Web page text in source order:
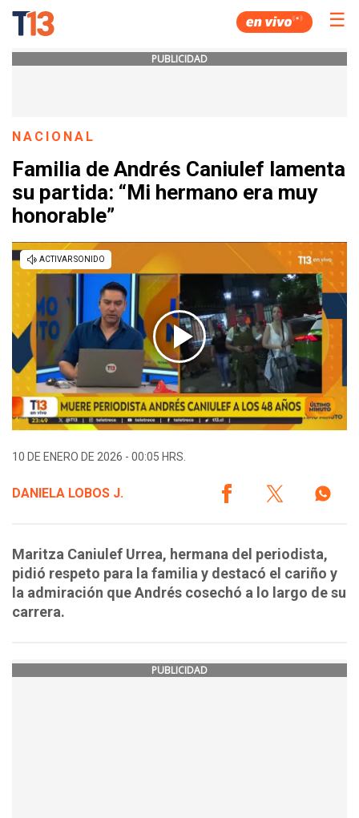
☰
PUBLICIDAD
NACIONAL
Familia de Andrés Caniulef lamenta
su partida: “Mi hermano era muy
honorable”
10 DE ENERO DE 2026 - 00:05 HRS.
DANIELA LOBOS J.
Maritza Caniulef Urrea, hermana del periodista,
pidió respeto para la familia y destacó el cariño y
la admiración que Andrés cosechó a lo largo de su
carrera.
PUBLICIDAD